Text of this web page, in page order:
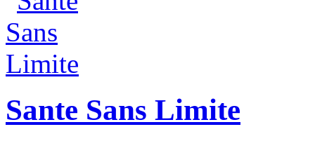
Sante Sans Limite